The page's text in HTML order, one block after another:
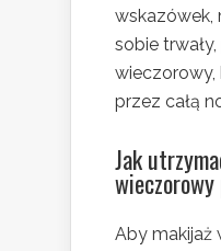
wskazówek,
sobie
przez całą
Jak
wieczorowy
Aby makijaż